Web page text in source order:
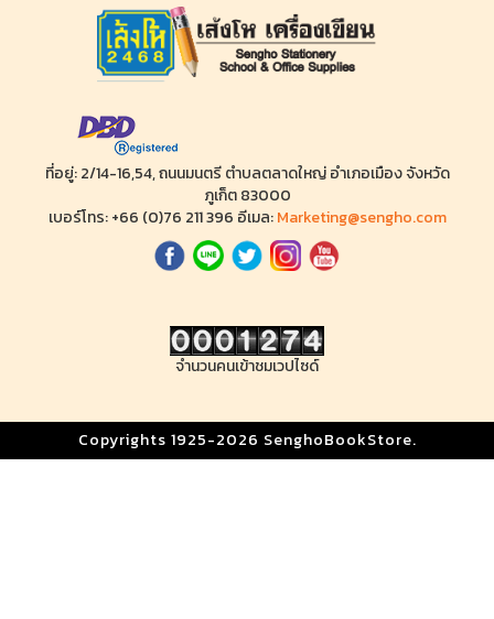
ที่อยู่: 2/14-16,54, ถนนมนตรี ตำบลตลาดใหญ่ อำเภอเมือง จังหวัด
ภูเก็ต 83000
เบอร์โทร: +66 (0)76 211 396 อีเมล:Marketing@sengho.com
จำนวนคนเข้าชมเวปไซด์
Copyrights 1925-2026 SenghoBookStore.